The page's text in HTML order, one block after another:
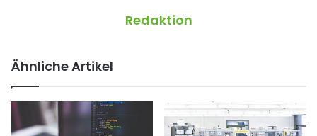
Redaktion
Ähnliche Artikel